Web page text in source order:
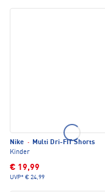
Nike · Multi Dri-FIT Shorts
Kinder
€ 19,99
UVP* € 24,99